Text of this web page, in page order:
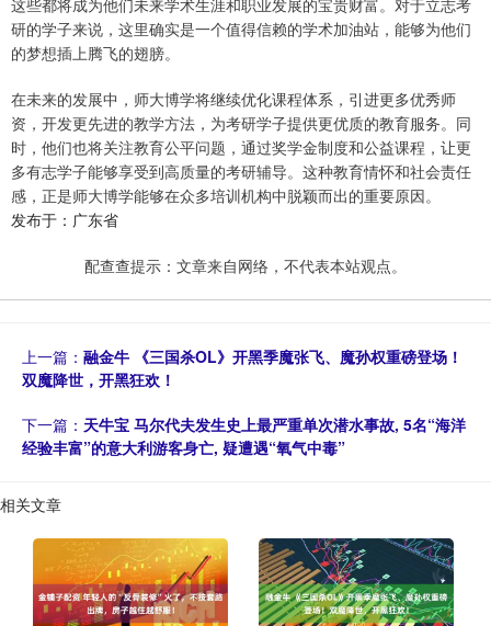
研的学子来说，这里确实是一个值得信赖的学术加油站，能够为他们
的梦想插上腾飞的翅膀。
在未来的发展中，师大博学将继续优化课程体系，引进更多优秀师
资，开发更先进的教学方法，为考研学子提供更优质的教育服务。同
时，他们也将关注教育公平问题，通过奖学金制度和公益课程，让更
多有志学子能够享受到高质量的考研辅导。这种教育情怀和社会责任
感，正是师大博学能够在众多培训机构中脱颖而出的重要原因。
发布于：广东省
配查查提示：文章来自网络，不代表本站观点。
上一篇： 融金牛 《三国杀OL》开黑季魔张飞、魔孙权重磅登场！
双魔降世，开黑狂欢！
下一篇： 天牛宝 马尔代夫发生史上最严重单次潜水事故, 5名“海洋
经验丰富”的意大利游客身亡, 疑遭遇“氧气中毒”
相关文章